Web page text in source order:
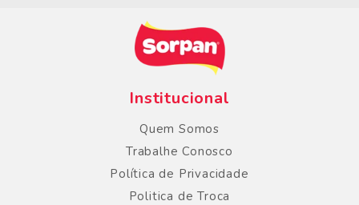
Institucional
Quem Somos
Trabalhe Conosco
Política de Privacidade
Politica de Troca